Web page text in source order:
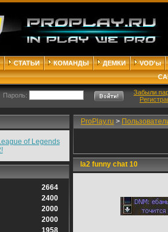
СТАТЬИ КОМАНДЫ ДЕМКИ
VOD'ы
Забыли
of Legends
2664
2400
2000
2000
1958
ProPlay.ru >
la2 funny chat 10